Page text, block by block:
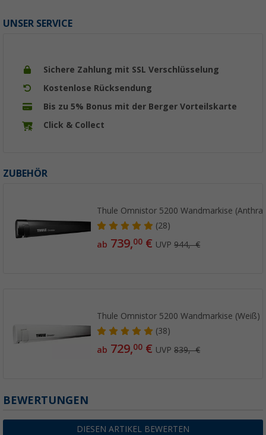
UNSER SERVICE
Sichere Zahlung mit SSL Verschlüsselung
Kostenlose Rücksendung
Bis zu 5% Bonus mit der Berger Vorteilskarte
Click & Collect
ZUBEHÖR
Thule Omnistor 5200 Wandmarkise
(28)
ab 739,00 € UVP944,- €
Thule Omnistor 5200 Wandmarkise (Weiß)
(38)
ab 729,00 € UVP839,- €
BEWERTUNGEN
DIESEN ARTIKEL BEWERTEN